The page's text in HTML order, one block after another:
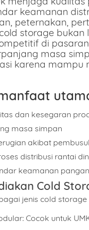
keamanan
peternakan,
storage
di
masa
karena mampu
dan kesegaran
masa simpan
akibat
distribusi rantai
keamanan
Cold
jenis cold
Cocok untuk